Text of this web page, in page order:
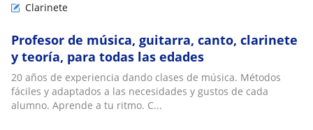
Clarinete
Profesor de música, guitarra, canto, clarinete
y teoría, para todas las edades
20 años de experiencia dando clases de música. Métodos
fáciles y adaptados a las necesidades y gustos de cada
alumno. Aprende a tu ritmo. C...